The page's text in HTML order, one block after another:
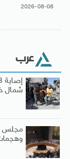
2026-08-08
عرب
شمال
مجلس